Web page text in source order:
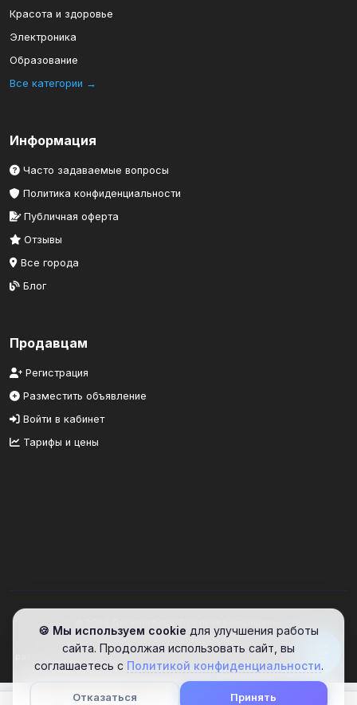
Красота и здоровье
Электроника
Образование
Все категории →
Информация
Часто задаваемые вопросы
Политика конфиденциальности
Публичная оферта
Отзывы
Все города
Блог
Продавцам
Регистрация
Разместить объявление
Войти в кабинет
Тарифы и цены
© 2026 Дисконтбери. Все права защищены.
Информационный портал. Сайт предоставляет площадку для
размещения объявлений. Проверяйте информацию самостоятельно.
🍪 Мы используем cookie для улучшения работы
сайта. Продолжая использовать сайт, вы
соглашаетесь с Политикой конфиденциальности.
Отказаться Принять